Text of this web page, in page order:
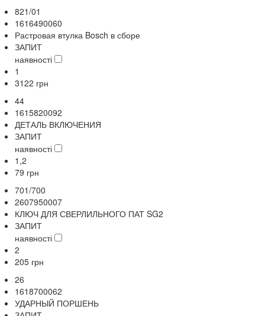
821/01
1616490060
Растровая втулка Bosch в сборе
ЗАПИТ
наявності
1
3122 грн
44
1615820092
ДЕТАЛЬ ВКЛЮЧЕНИЯ
ЗАПИТ
наявності
1,2
79 грн
701/700
2607950007
КЛЮЧ ДЛЯ СВЕРЛИЛЬНОГО ПАТ SG2
ЗАПИТ
наявності
2
205 грн
26
1618700062
УДАРНЫЙ ПОРШЕНЬ